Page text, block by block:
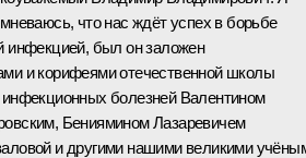
что нас ждёт успех в борьбе
инфекцией, был он заложен
и корифеями отечественной школы
болезней Валентином
Бениямином Лазаревичем
и другими нашими великими